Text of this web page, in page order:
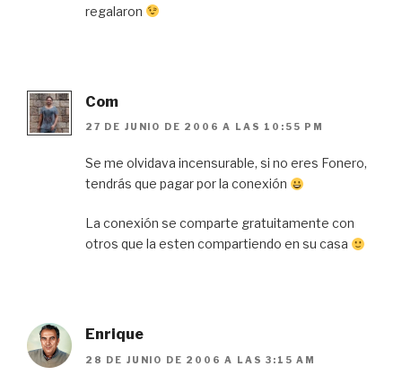
regalaron
Com
27 DE JUNIO DE 2006 A LAS 10:55 PM
Se me olvidava incensurable, si no eres Fonero,
tendrás que pagar por la conexión
La conexión se comparte gratuitamente con
otros que la esten compartiendo en su casa
Enrique
28 DE JUNIO DE 2006 A LAS 3:15 AM